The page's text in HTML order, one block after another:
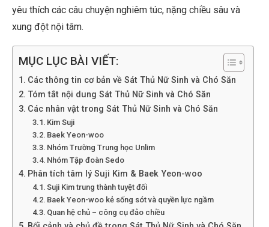
yêu thích các câu chuyện nghiêm túc, nặng chiều sâu và
xung đột nội tâm.
MỤC LỤC BÀI VIẾT:
Các thông tin cơ bản về Sát Thủ Nữ Sinh và Chó Săn
Tóm tắt nội dung Sát Thủ Nữ Sinh và Chó Săn
Các nhân vật trong Sát Thủ Nữ Sinh và Chó Săn
Kim Suji
Baek Yeon-woo
Nhóm Trường Trung học Unlim
Nhóm Tập đoàn Sedo
Phân tích tâm lý Suji Kim & Baek Yeon-woo
Suji Kim trung thành tuyệt đối
Baek Yeon-woo kẻ sống sót và quyền lực ngầm
Quan hệ chủ – công cụ đảo chiều